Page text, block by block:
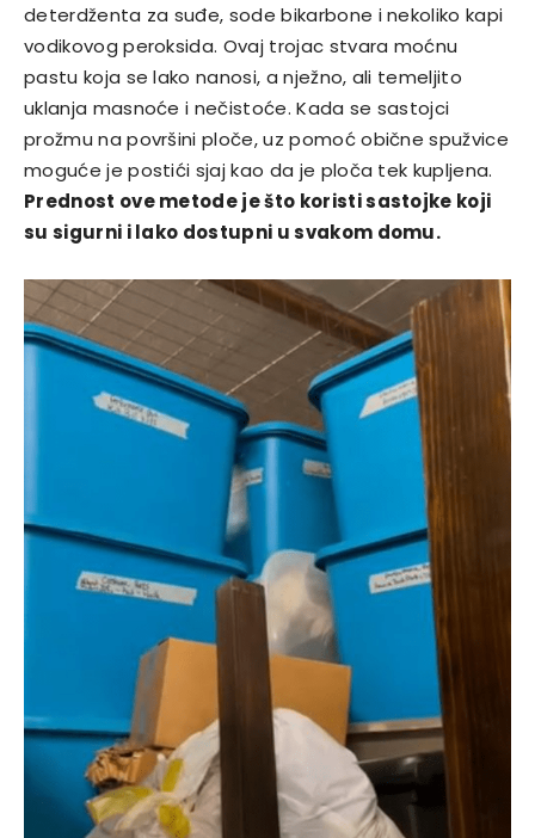
deterdženta za suđe, sode bikarbone i nekoliko kapi
vodikovog peroksida. Ovaj trojac stvara moćnu
pastu koja se lako nanosi, a nježno, ali temeljito
uklanja masnoće i nečistoće. Kada se sastojci
prožmu na površini ploče, uz pomoć obične spužvice
moguće je postići sjaj kao da je ploča tek kupljena.
Prednost ove metode je što koristi sastojke koji
su sigurni i lako dostupni u svakom domu.